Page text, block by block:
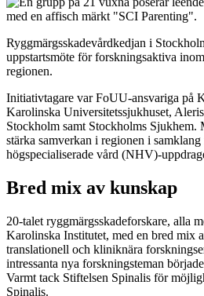
Ryggmärgsskadevårdkedjan i
uppstartsmöte för forskningsaktiva
regionen.
Initiativtagare var FoUU-ansvariga på
Karolinska Universitetssjukhuset,
Stockholm samt Stockholms Sjukhem.
stärka samverkan i regionen i
högspecialiserade vård (NHV)-
Bred mix av kunskap
20-talet ryggmärgsskadeforskare, alla
Karolinska Institutet, med en bred mix
translationell och kliniknära
intressanta nya forskningsteman
Varmt tack Stiftelsen Spinalis för
Spinalis.